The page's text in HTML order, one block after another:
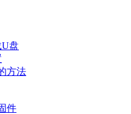
U盘
方法
件